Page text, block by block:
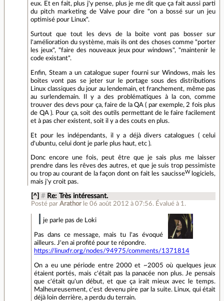
eux. Et en fait, plus j'y pense, plus je me dit que ça fait aussi parti
du pitch marketing de Valve pour dire "on a bossé sur un jeu
optimisé pour Linux".
Surtout que tout les devs de la boite vont pas bosser sur
l'amélioration du système, mais ils ont des choses comme "porter
les jeux", "faire des nouveaux jeux pour windows", "maintenir le
code existant".
Enfin, Steam a un catalogue super fourni sur Windows, mais les
boites vont pas se jeter sur le portage sous des distributions
Linux classiques du jour au lendemain, et franchement, même pas
au surlendemain. Il y a des problématiques à la con, comme
trouver des devs pour ça, faire de la QA ( par exemple, 2 fois plus
de QA ). Pour ça, soit des outils permettant de le faire facilement
et à pas cher existent, soit il y a des couts en plus.
Et pour les indépendants, il y a déjà divers catalogues ( celui
d'ubuntu, celui dont je parle plus haut, etc ).
Donc encore une fois, peut être que je sais plus me laisser
prendre dans les rêves des autres, et que je suis trop pessimiste
ou trop au courant de la façon dont on fait les saucisseW logiciels,
mais j'y croit pas.
[^] # Re: Très intéressant.
Posté par Arathor le 06 août 2012 à 07:56. Évalué à 1 .
je parle pas de Loki
Pas dans ce message, mais tu l'as évoqué
ailleurs. J'en ai profité pour te répondre.
https://linuxfr.org/nodes/94975/comments/1371814
On a eu une période entre 2000 et ~2005 où quelques jeux
étaient portés, mais c'était pas la panacée non plus. Je pensais
que c'était qu'un début, et que ça irait mieux avec le temps.
Malheureusement, c'est devenu pire par la suite. Linux, qui était
déjà loin derrière, a perdu du terrain.